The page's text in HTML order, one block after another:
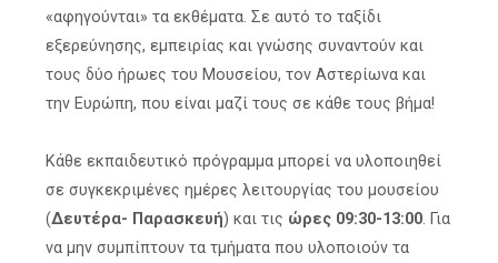
«αφηγούνται» τα εκθέματα. Σε αυτό το ταξίδι
εξερεύνησης, εμπειρίας και γνώσης συναντούν και
τους δύο ήρωες του Μουσείου, τον Αστερίωνα και
την Ευρώπη, που είναι μαζί τους σε κάθε τους βήμα!
Κάθε εκπαιδευτικό πρόγραμμα μπορεί να υλοποιηθεί
σε συγκεκριμένες ημέρες λειτουργίας του μουσείου
(Δευτέρα- Παρασκευή) και τις ώρες 09:30-13:00. Για
να μην συμπίπτουν τα τμήματα που υλοποιούν τα